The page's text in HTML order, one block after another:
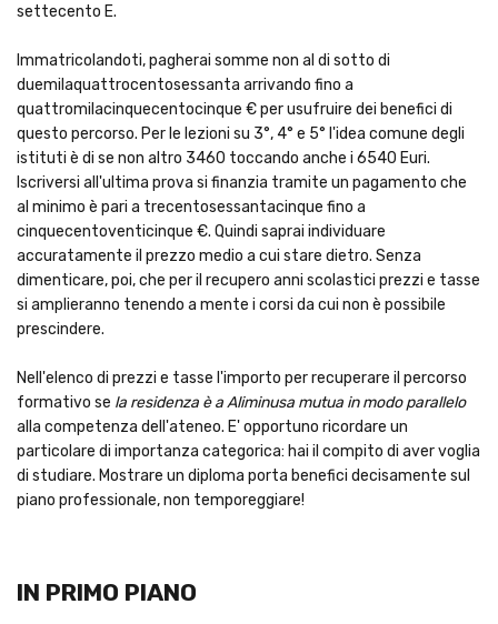
settecento E.
Immatricolandoti, pagherai somme non al di sotto di
duemilaquattrocentosessanta arrivando fino a
quattromilacinquecentocinque € per usufruire dei benefici di
questo percorso. Per le lezioni su 3°, 4° e 5° l'idea comune degli
istituti è di se non altro 3460 toccando anche i 6540 Euri.
Iscriversi all'ultima prova si finanzia tramite un pagamento che
al minimo è pari a trecentosessantacinque fino a
cinquecentoventicinque €. Quindi saprai individuare
accuratamente il prezzo medio a cui stare dietro. Senza
dimenticare, poi, che per il recupero anni scolastici prezzi e tasse
si amplieranno tenendo a mente i corsi da cui non è possibile
prescindere.
Nell'elenco di prezzi e tasse l'importo per recuperare il percorso
formativo se la residenza è a Aliminusa mutua in modo parallelo
alla competenza dell'ateneo. E' opportuno ricordare un
particolare di importanza categorica: hai il compito di aver voglia
di studiare. Mostrare un diploma porta benefici decisamente sul
piano professionale, non temporeggiare!
IN PRIMO PIANO